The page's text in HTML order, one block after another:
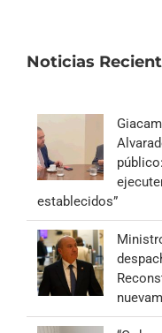
Noticias
establecidos”